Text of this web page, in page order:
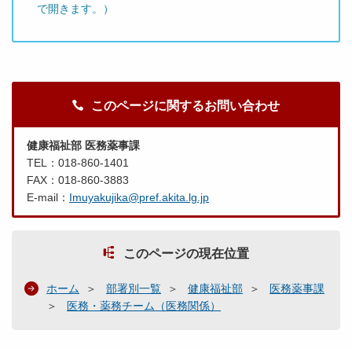
で開きます。）
このページに関するお問い合わせ
健康福祉部 医務薬事課
TEL：018-860-1401
FAX：018-860-3883
E-mail： Imuyakujika@pref.akita.lg.jp
このページの現在位置
ホーム 部署別一覧 健康福祉部
医務薬事課
医務・薬務チーム（医務関係）